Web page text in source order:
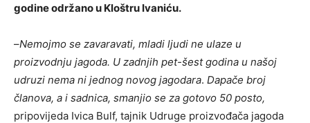
godine održano u Kloštru Ivaniću.
–Nemojmo se zavaravati, mladi ljudi ne ulaze u
proizvodnju jagoda. U zadnjih pet-šest godina u našoj
udruzi nema ni jednog novog jagodara. Dapače broj
članova, a i sadnica, smanjio se za gotovo 50 posto,
pripovijeda Ivica Bulf, tajnik Udruge proizvođača jagoda